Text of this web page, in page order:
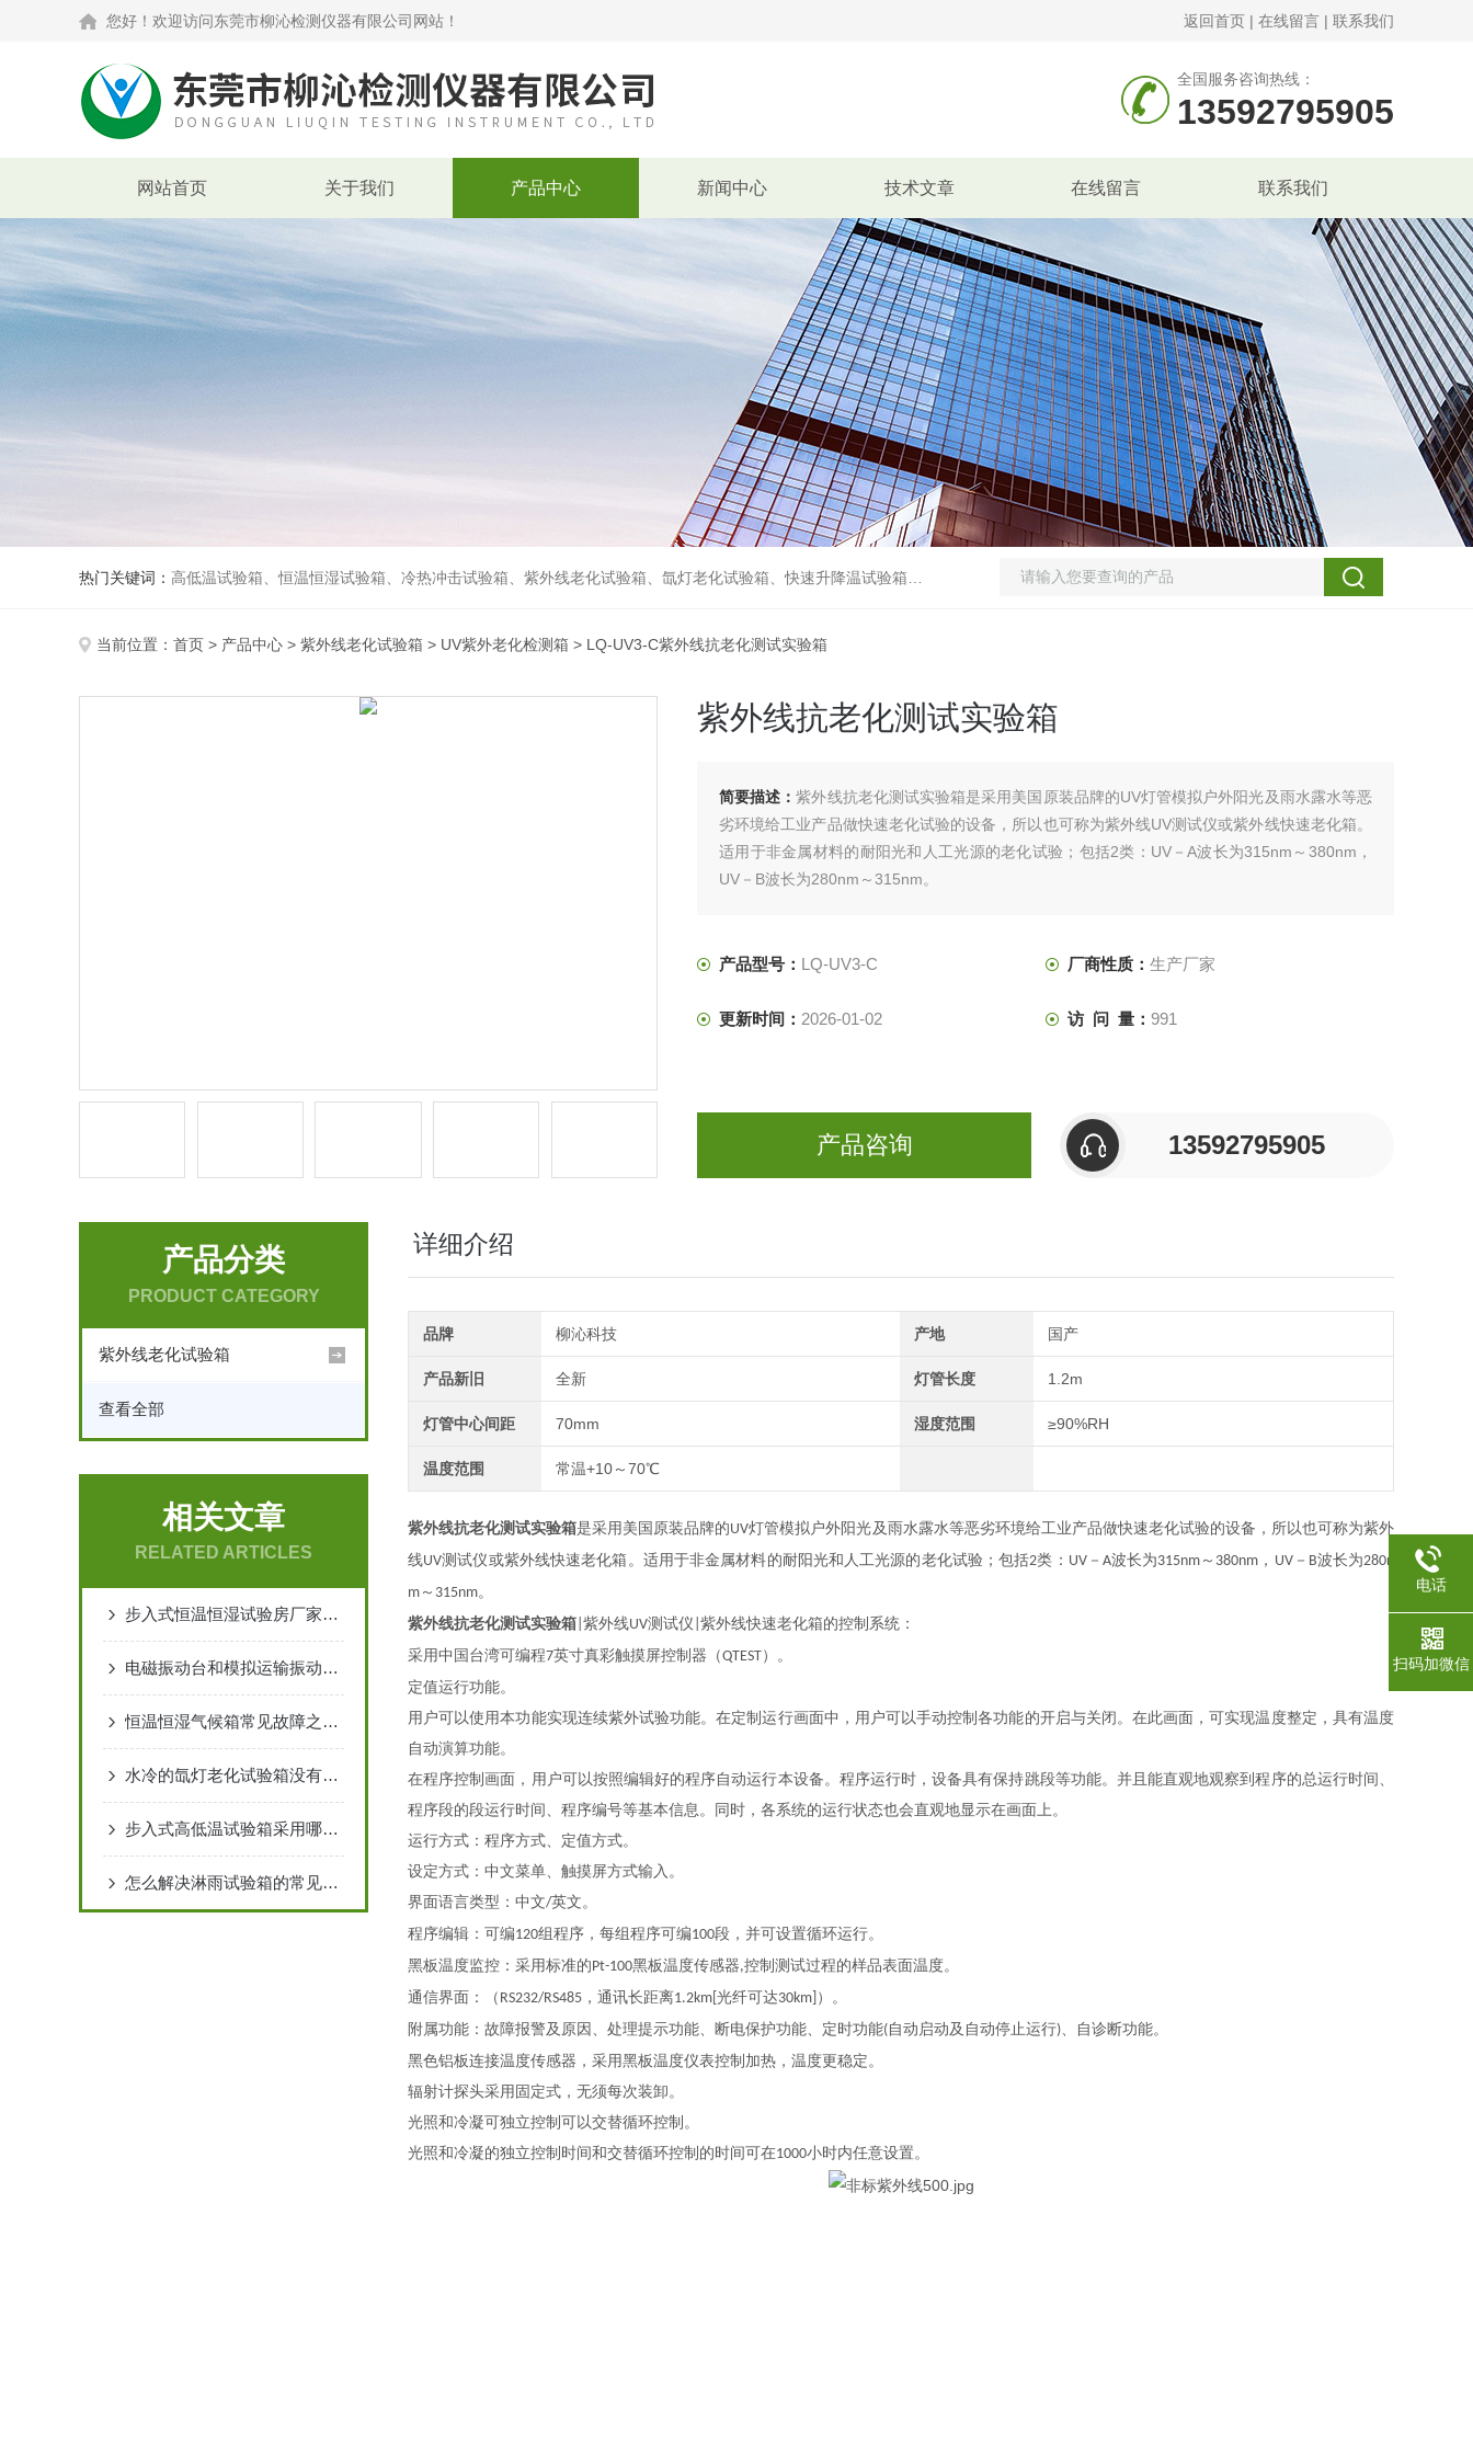
您好！欢迎访问东莞市柳沁检测仪器有限公司网站！ 返回首页 | 在线留言 | 联系我们
全国服务咨询热线：
13592795905
网站首页 关于我们 产品中心 新闻中心 技术文章 在线留言 联系我们
热门关键词： 高低温试验箱、恒温恒湿试验箱、冷热冲击试验箱、紫外线老化试验箱、氙灯老化试验箱、快速升降温试验箱、淋雨试验箱、砂尘试验箱、步入式恒温恒湿试验室、高温老化房、真空及无尘干燥试验箱、盐水喷雾试验箱、跌落试验机、电磁振动台等各类环境仪器和力学试验设备。
当前位置： 首页 > 产品中心 > 紫外线老化试验箱 > UV紫外老化检测箱 > LQ-UV3-C紫外线抗老化测试实验箱
紫外线抗老化测试实验箱
简要描述：紫外线抗老化测试实验箱是采用美国原装品牌的UV灯管模拟户外阳光及雨水露水等恶
劣环境给工业产品做快速老化试验的设备，所以也可称为紫外线UV测试仪或紫外线快速老化箱。
适用于非金属材料的耐阳光和人工光源的老化试验；包括2类：UV－A波长为315nm～380nm，
UV－B波长为280nm～315nm。
产品型号： LQ-UV3-C 厂商性质： 生产厂家
更新时间： 2026-01-02 访 问 量： 991
产品咨询 13592795905
产品分类
PRODUCT CATEGORY
紫外线老化试验箱
查看全部
相关文章
RELATED ARTICLES
步入式恒温恒湿试验房厂家的选购指南
电磁振动台和模拟运输振动台的区别
恒温恒湿气候箱常见故障之处理方法
水冷的氙灯老化试验箱没有配冷水机可以用吗？
步入式高低温试验箱采用哪样离心风机
怎么解决淋雨试验箱的常见问题
详细介绍
品牌 柳沁科技 产地 国产
产品新旧 全新 灯管长度 1.2m
灯管中心间距 70mm 湿度范围 ≥90%RH
温度范围 常温+10～70℃
紫外线抗老化测试实验箱是采用美国原装品牌的UV灯管模拟户外阳光及雨水露水等恶劣环境给工业产品做快速老化试验的设备，所以也可称为紫外
线UV测试仪或紫外线快速老化箱。适用于非金属材料的耐阳光和人工光源的老化试验；包括2类： UV－ A波长为315nm ～ 380nm ， UV－ B波长为280n
m ～ 315nm。
紫外线抗老化测试实验箱 紫外线UV测试仪 紫外线快速老化箱的控制系统：
采用中国台湾可编程7英寸真彩触摸屏控制器（QTEST）。
定值运行功能。
用户可以使用本功能实现连续紫外试验功能。在定制运行画面中，用户可以手动控制各功能的开启与关闭。在此画面，可实现温度整定，具有温度
自动演算功能。
在程序控制画面，用户可以按照编辑好的程序自动运行本设备。程序运行时，设备具有保持跳段等功能。并且能直观地观察到程序的总运行时间、
程序段的段运行时间、程序编号等基本信息。同时，各系统的运行状态也会直观地显示在画面上。
运行方式：程序方式、定值方式。
设定方式：中文菜单、触摸屏方式输入。
界面语言类型：中文/英文。
程序编辑：可编120组程序，每组程序可编100段，并可设置循环运行。
黑板温度监控：采用标准的Pt-100黑板温度传感器,控制测试过程的样品表面温度。
通信界面：（ RS232/RS485 ，通讯长距离1.2km[ 光纤可达30km] ）。
附属功能：故障报警及原因、处理提示功能、断电保护功能、定时功能(自动启动及自动停止运行)、自诊断功能。
黑色铝板连接温度传感器，采用黑板温度仪表控制加热，温度更稳定。
辐射计探头采用固定式，无须每次装卸。
光照和冷凝可独立控制可以交替循环控制。
光照和冷凝的独立控制时间和交替循环控制的时间可在1000小时内任意设置。
电话
扫码加微信